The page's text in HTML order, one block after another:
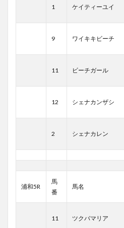
1 ケイティーユイ
9 ワイキキビーチ
11 ビーチガール
12 シェナカンザシ
2 シェナカレン
浦和5R
馬
番
馬名
11 ツクバマリア